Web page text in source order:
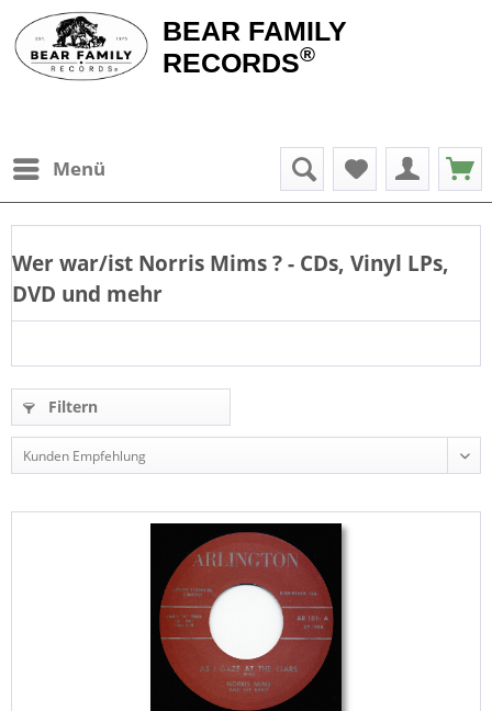
BEAR FAMILY
RECORDS®
Menü
Wer war/ist Norris Mims? - CDs, Vinyl LPs,
DVD und mehr
Filtern